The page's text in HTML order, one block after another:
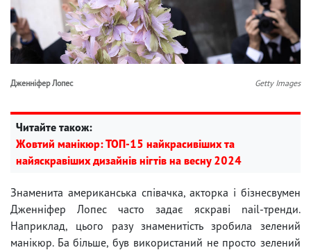
Дженніфер Лопес Getty Images
Читайте також:
Жовтий манікюр: ТОП-15 найкрасивіших та
найяскравіших дизайнів нігтів на весну 2024
Знаменита американська співачка, акторка і бізнесвумен
Дженніфер Лопес часто задає яскраві nail-тренди.
Наприклад, цього разу знаменитість зробила зелений
манікюр. Ба більше, був використаний не просто зелений